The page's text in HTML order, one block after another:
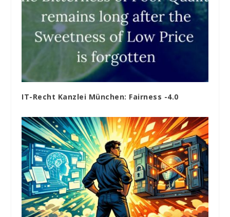
IT-Recht Kanzlei München: Fairness -4.0